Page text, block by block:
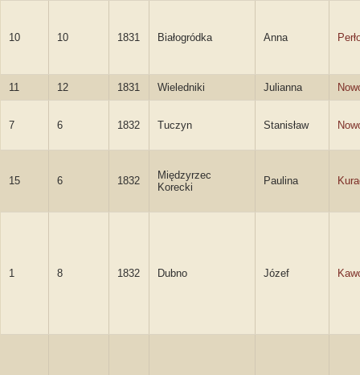
10 10 1831 Białogródka Anna
11 12 1831 Wieledniki Julianna
7 6 1832 Tuczyn Stanisław
15 6 1832
Międzyrzec
Korecki
Paulina
1 8 1832 Dubno Józef